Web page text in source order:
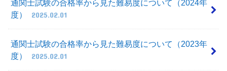
通関士試験の合格率から見た難易度について（2024年
度）
2025.02.01
通関士試験の合格率から見た難易度について（2023年
度）
2025.02.01